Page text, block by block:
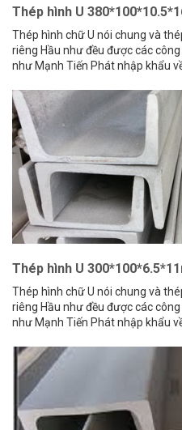
Thép hình U
Thép hình chữ U nói chung và
riêng Hầu như đều được các
như Mạnh Tiến Phát nhập khẩu
Thép hình U
Thép hình chữ U nói chung và
riêng Hầu như đều được các
như Mạnh Tiến Phát nhập khẩu